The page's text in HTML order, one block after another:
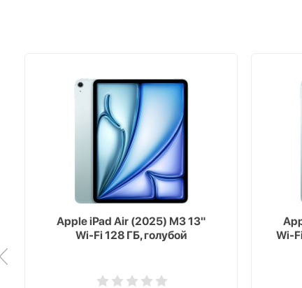
Apple iPad Air (2025) M3 13"
Wi-Fi 128 ГБ, голубой
Wi-